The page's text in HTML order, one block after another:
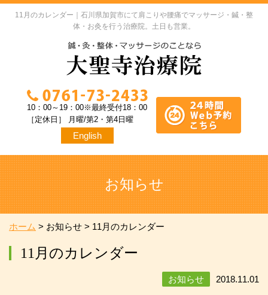
11月のカレンダー｜石川県加賀市にて肩こりや腰痛でマッサージ・鍼・整
体・お灸を行う治療院。土日も営業。
10：00～19：00※最終受付18：00
［定休日］ 月曜/第2・第4日曜
English
お知らせ
ホーム > お知らせ > 11月のカレンダー
11月のカレンダー
お知らせ 2018.11.01